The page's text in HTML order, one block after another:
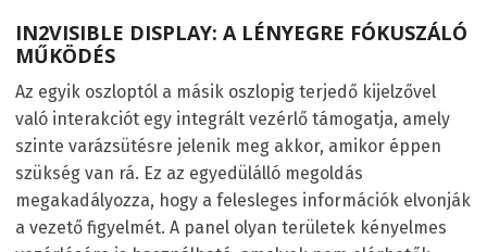
IN2VISIBLE DISPLAY: A LÉNYEGRE FÓKUSZÁLÓ
MŰKÖDÉS
Az egyik oszloptól a másik oszlopig terjedő kijelzővel
való interakciót egy integrált vezérlő támogatja, amely
szinte varázsütésre jelenik meg akkor, amikor éppen
szükség van rá. Ez az egyedülálló megoldás
megakadályozza, hogy a felesleges információk elvonják
a vezető figyelmét. A panel olyan területek kényelmes